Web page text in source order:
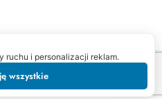
ruchu i personalizacji reklam.
wszystkie